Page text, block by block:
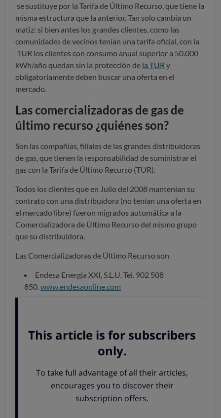
se sustituye por la Tarifa de Último Recurso, que tiene la
misma estructura que la anterior. Tan solo cambia un
matiz: si bien antes los grandes clientes, como las
comunidades de vecinos tenían una tarifa oficial, con la
TUR los clientes con consumo anual superior a 50.000
kWh/año quedan sin la protección de la TUR y
obligatoriamente deben buscar una oferta en el
mercado.
Las comercializadoras de gas de
último recurso ¿quiénes son?
Son las compañías, filiales de las grandes distribuidoras
de gas, que tienen la responsabilidad de suministrar el
gas con la Tarifa de Último Recurso (TUR).
Todos los clientes que en Julio del 2008 mantenían su
contrato con una distribuidora (no tenían una oferta en
el mercado libre) fueron migrados automática a la
Comercializadora de Último Recurso del mismo grupo
que su distribuidora.
Las Comercializadoras de Último Recurso son
Endesa Energia XXI, S.L.U. Tel. 902 508
850.www.endesaonline.com
103 www.hcenergia.com
Iberdrola Comercialización de Último Recurso S.A.
HC Naturgas Comercializadora de Último
Recurso, S.A.U. Tel. 902 860 860, 902 123 456 y 902